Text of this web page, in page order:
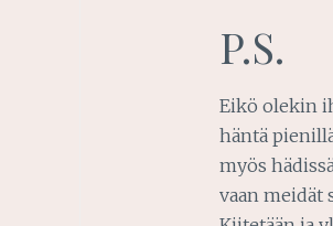
P.S.
Eikö olekin
häntä
myös
vaan meidät